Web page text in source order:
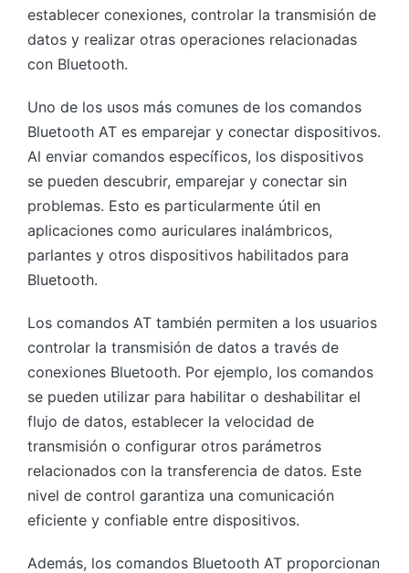
establecer conexiones, controlar la transmisión de
datos y realizar otras operaciones relacionadas
con Bluetooth.
Uno de los usos más comunes de los comandos
Bluetooth AT es emparejar y conectar dispositivos.
Al enviar comandos específicos, los dispositivos
se pueden descubrir, emparejar y conectar sin
problemas. Esto es particularmente útil en
aplicaciones como auriculares inalámbricos,
parlantes y otros dispositivos habilitados para
Bluetooth.
Los comandos AT también permiten a los usuarios
controlar la transmisión de datos a través de
conexiones Bluetooth. Por ejemplo, los comandos
se pueden utilizar para habilitar o deshabilitar el
flujo de datos, establecer la velocidad de
transmisión o configurar otros parámetros
relacionados con la transferencia de datos. Este
nivel de control garantiza una comunicación
eficiente y confiable entre dispositivos.
Además, los comandos Bluetooth AT proporcionan